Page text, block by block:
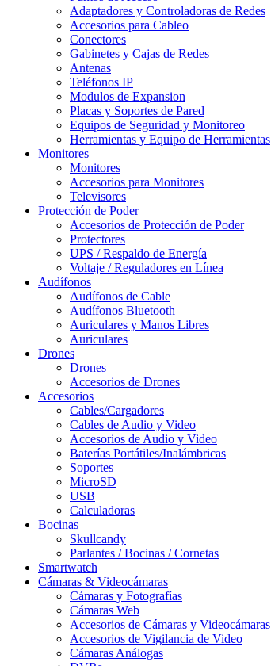
Adaptadores y Controladoras de Redes
Accesorios para Cableo
Conectores
Gabinetes y Cajas de Redes
Antenas
Teléfonos IP
Modulos de Expansion
Placas y Soportes de Pared
Equipos de Seguridad y Monitoreo
Herramientas y Equipo de Herramientas
Monitores
Monitores
Accesorios para Monitores
Televisores
Protección de Poder
Accesorios de Protección de Poder
Protectores
UPS / Respaldo de Energía
Voltaje / Reguladores en Línea
Audífonos
Audífonos de Cable
Audífonos Bluetooth
Auriculares y Manos Libres
Auriculares
Drones
Drones
Accesorios de Drones
Accesorios
Cables/Cargadores
Cables de Audio y Video
Accesorios de Audio y Video
Baterías Portátiles/Inalámbricas
Soportes
MicroSD
USB
Calculadoras
Bocinas
Skullcandy
Parlantes / Bocinas / Cornetas
Smartwatch
Cámaras & Videocámaras
Cámaras y Fotografías
Cámaras Web
Accesorios de Cámaras y Videocámaras
Accesorios de Vigilancia de Video
Cámaras Análogas